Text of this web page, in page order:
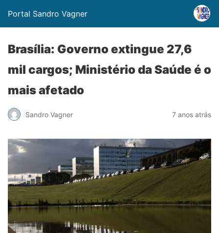
Portal Sandro Vagner
Brasília: Governo extingue 27,6
mil cargos; Ministério da Saúde é o
mais afetado
Sandro Vagner 7 anos atrás